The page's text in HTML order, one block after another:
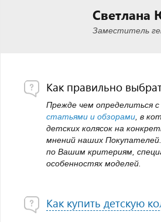
Светлана
Заместитель
Как правильно
Прежде чем определиться
статьями и обзорами , в
детских колясок на
мнений наших
по Вашим критериям,
особенностях моделей.
Как купить детскую